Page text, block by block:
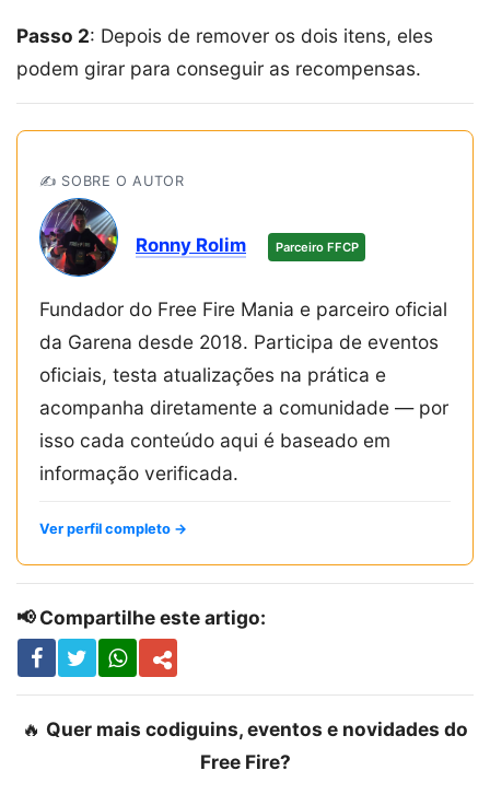
Passo 2: Depois de remover os dois itens, eles
podem girar para conseguir as recompensas.
✍️ SOBRE O AUTOR
Ronny Rolim Parceiro FFCP
Fundador do Free Fire Mania e parceiro oficial
da Garena desde 2018. Participa de eventos
oficiais, testa atualizações na prática e
acompanha diretamente a comunidade — por
isso cada conteúdo aqui é baseado em
informação verificada.
Ver perfil completo →
📢 Compartilhe este artigo:
🔥 Quer mais codiguins, eventos e novidades do
Free Fire?